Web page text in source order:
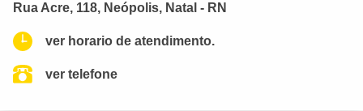
Rua Acre, 118, Neópolis, Natal - RN
ver horario de atendimento.
ver telefone